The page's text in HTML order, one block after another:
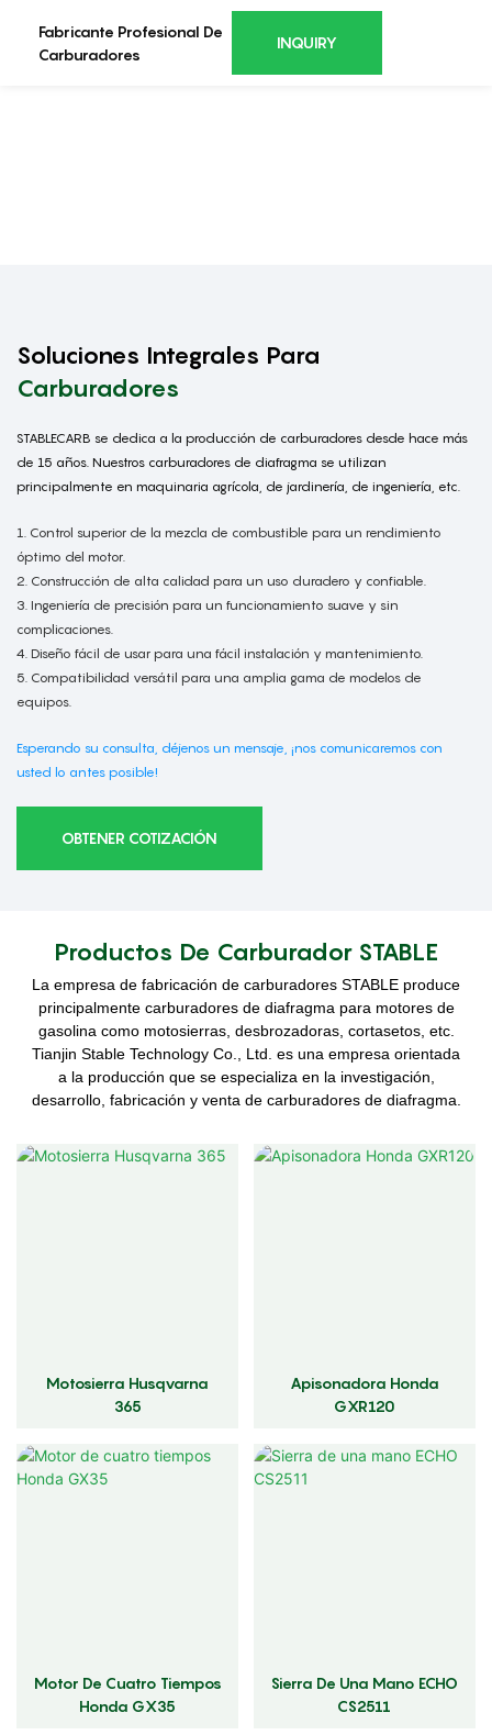
Fabricante Profesional De
Carburadores
INQUIRY
Soluciones Integrales Para
Carburadores
STABLECARB se dedica a la producción de carburadores desde hace más
de 15 años. Nuestros carburadores de diafragma se utilizan
principalmente en maquinaria agrícola, de jardinería, de ingeniería, etc.
1. Control superior de la mezcla de combustible para un rendimiento
óptimo del motor.
2. Construcción de alta calidad para un uso duradero y confiable.
3. Ingeniería de precisión para un funcionamiento suave y sin
complicaciones.
4. Diseño fácil de usar para una fácil instalación y mantenimiento.
5. Compatibilidad versátil para una amplia gama de modelos de
equipos.
Esperando su consulta, déjenos un mensaje, ¡nos comunicaremos con
usted lo antes posible!
OBTENER COTIZACIÓN
Productos De Carburador STABLE
La empresa de fabricación de carburadores STABLE produce
principalmente carburadores de diafragma para motores de
gasolina como motosierras, desbrozadoras, cortasetos, etc.
Tianjin Stable Technology Co., Ltd. es una empresa orientada
a la producción que se especializa en la investigación,
desarrollo, fabricación y venta de carburadores de diafragma.
Motosierra Husqvarna
365
Apisonadora Honda
GXR120
Motor De Cuatro Tiempos
Honda GX35
Sierra De Una Mano ECHO
CS2511